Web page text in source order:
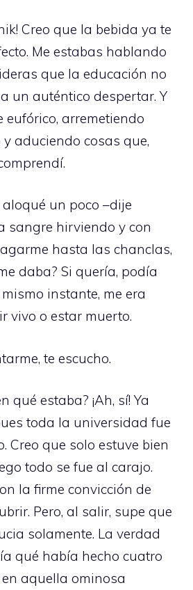
Creo que la bebida ya te
Me estabas hablando
que la educación no
un auténtico despertar. Y
eufórico, arremetiendo
aduciendo cosas que,
aloqué un poco –dije
sangre hirviendo y con
hasta las chanclas,
daba? Si quería, podía
instante, me era
vivo o estar muerto.
te escucho.
qué estaba? ¡Ah, sí! Ya
toda la universidad fue
Creo que solo estuve bien
todo se fue al carajo.
la firme convicción de
Pero, al salir, supe que
solamente. La verdad
qué había hecho cuatro
aquella ominosa